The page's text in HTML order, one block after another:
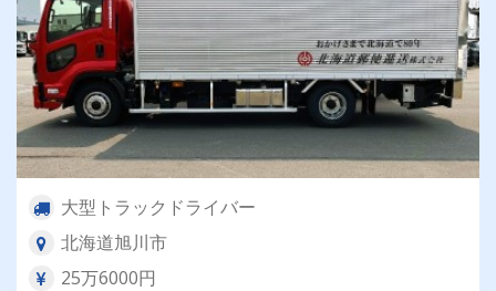
大型トラックドライバー
北海道旭川市
25万6000円